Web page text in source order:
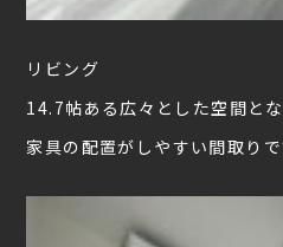
リビング
14.7帖ある広々とした空間と
家具の配置がしやすい間取りで